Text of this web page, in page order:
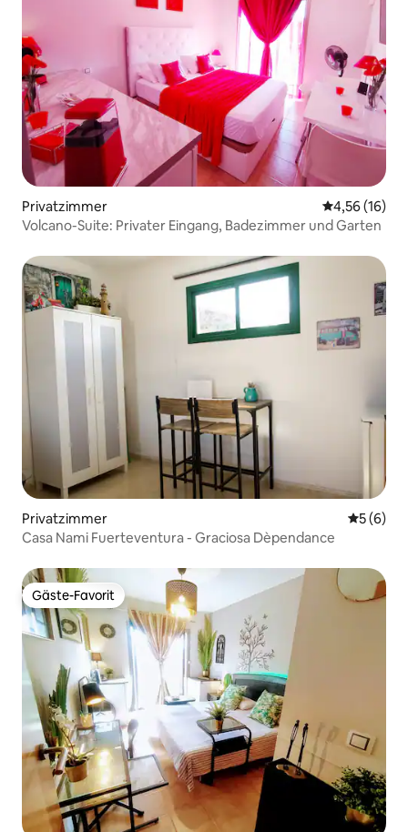
Privatzimmer
4,56 (16)
Volcano-Suite: Privater Eingang, Badezimmer und Garten
Privatzimmer
5 (6)
Casa Nami Fuerteventura - Graciosa Dèpendance
Gäste-Favorit
Gäste-Favorit